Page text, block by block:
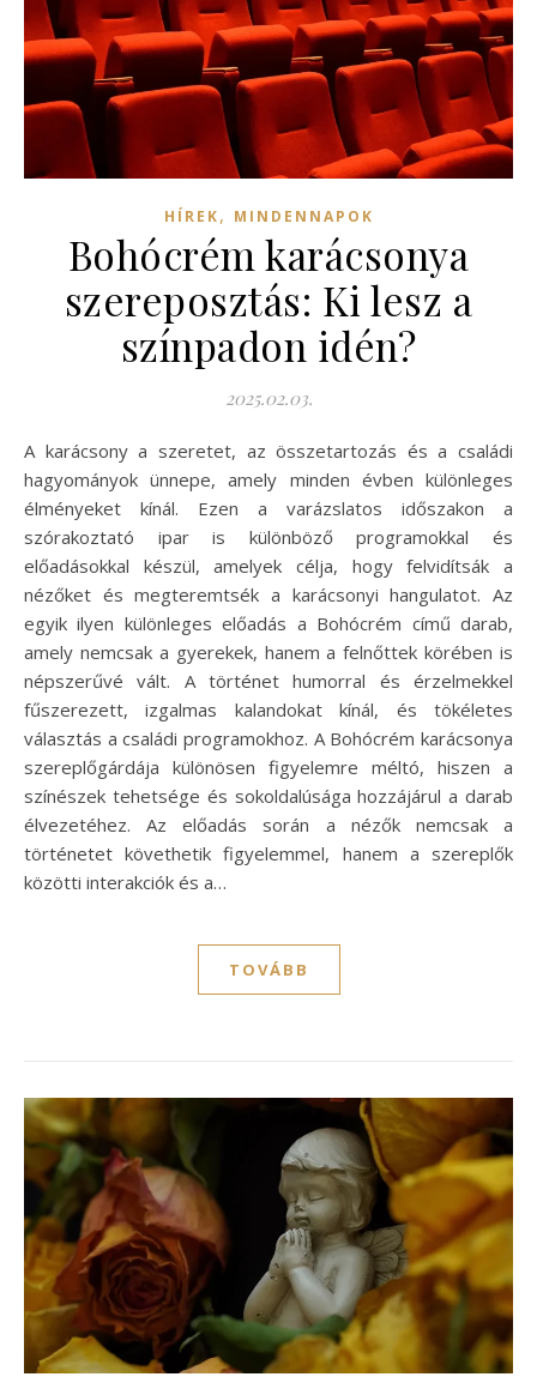
HÍREK, MINDENNAPOK
Bohócrém karácsonya
szereposztás: Ki lesz a
színpadon idén?
2025.02.03.
A karácsony a szeretet, az összetartozás és a családi
hagyományok ünnepe, amely minden évben különleges
élményeket kínál. Ezen a varázslatos időszakon a
szórakoztató ipar is különböző programokkal és
előadásokkal készül, amelyek célja, hogy felvidítsák a
nézőket és megteremtsék a karácsonyi hangulatot. Az
egyik ilyen különleges előadás a Bohócrém című darab,
amely nemcsak a gyerekek, hanem a felnőttek körében is
népszerűvé vált. A történet humorral és érzelmekkel
fűszerezett, izgalmas kalandokat kínál, és tökéletes
választás a családi programokhoz. A Bohócrém karácsonya
szereplőgárdája különösen figyelemre méltó, hiszen a
színészek tehetsége és sokoldalúsága hozzájárul a darab
élvezetéhez. Az előadás során a nézők nemcsak a
történetet követhetik figyelemmel, hanem a szereplők
közötti interakciók és a…
TOVÁBB